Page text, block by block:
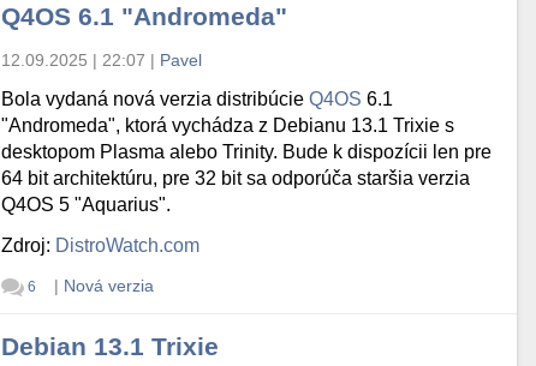
Q4OS 6.1 "Andromeda"
12.09.2025 | 22:07 | Pavel
Bola vydaná nová verzia distribúcieQ4OS 6.1
"Andromeda", ktorá vychádza z Debianu 13.1 Trixie s
desktopom Plasma alebo Trinity. Bude k dispozícii len pre
64 bit architektúru, pre 32 bit sa odporúča staršia verzia
Q4OS 5 "Aquarius".
Zdroj: DistroWatch.com
6 | Nová verzia
Debian 13.1 Trixie